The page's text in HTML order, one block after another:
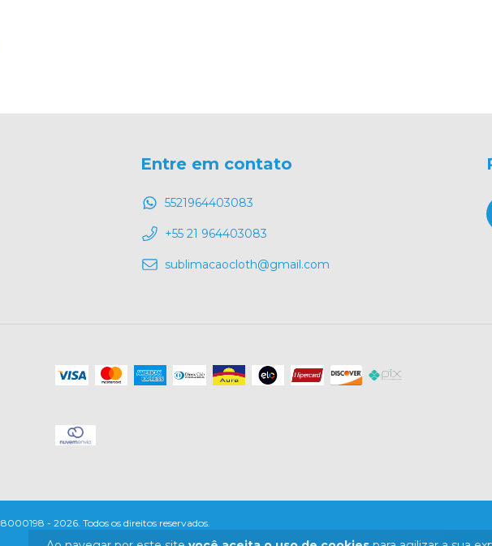
Entre em contato
5521964403083
+55 21 964403083
sublimacaocloth@gmail.com
- 2026. Todos os direitos reservados.